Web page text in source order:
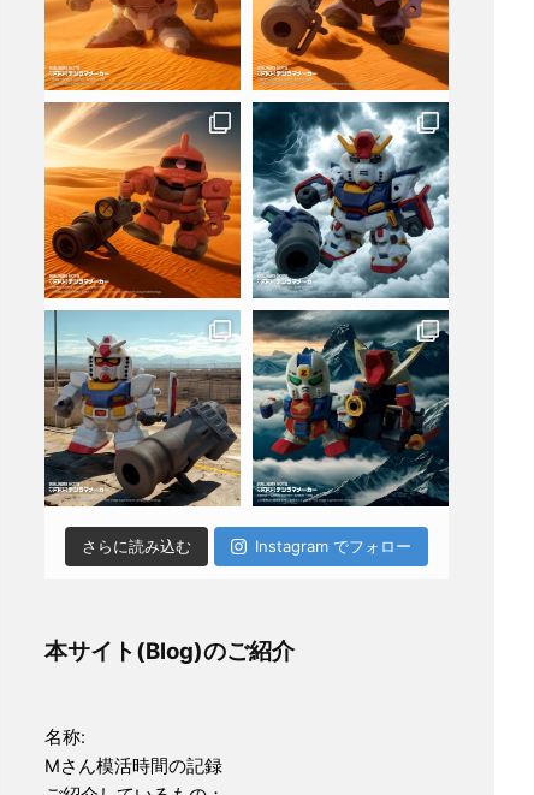
さらに読み込む Instagram でフォロー
本サイト(Blog)のご紹介
名称:
Mさん模活時間の記録